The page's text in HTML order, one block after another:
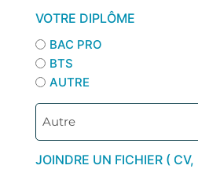
VOTRE DIPLÔME
BAC PRO
BTS
AUTRE
JOINDRE UN FICHIER (